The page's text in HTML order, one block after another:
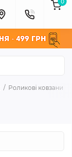
Роликові ковзани